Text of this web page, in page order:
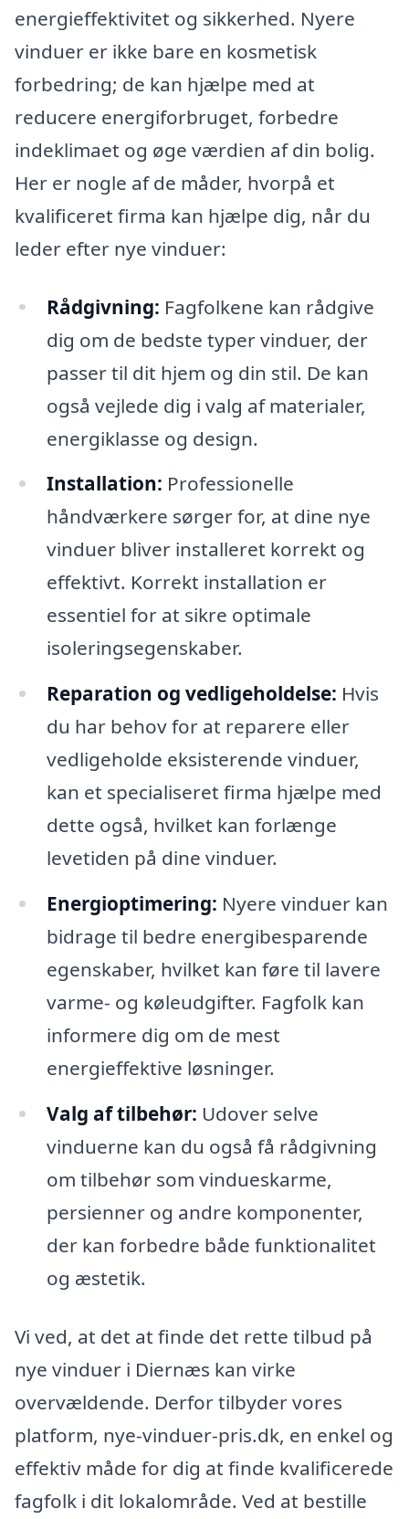
energieffektivitet og sikkerhed. Nyere
vinduer er ikke bare en kosmetisk
forbedring; de kan hjælpe med at
reducere energiforbruget, forbedre
indeklimaet og øge værdien af din bolig.
Her er nogle af de måder, hvorpå et
kvalificeret firma kan hjælpe dig, når du
leder efter nye vinduer:
Rådgivning: Fagfolkene kan rådgive
dig om de bedste typer vinduer, der
passer til dit hjem og din stil. De kan
også vejlede dig i valg af materialer,
energiklasse og design.
Installation: Professionelle
håndværkere sørger for, at dine nye
vinduer bliver installeret korrekt og
effektivt. Korrekt installation er
essentiel for at sikre optimale
isoleringsegenskaber.
Reparation og vedligeholdelse: Hvis
du har behov for at reparere eller
vedligeholde eksisterende vinduer,
kan et specialiseret firma hjælpe med
dette også, hvilket kan forlænge
levetiden på dine vinduer.
Energioptimering: Nyere vinduer kan
bidrage til bedre energibesparende
egenskaber, hvilket kan føre til lavere
varme- og køleudgifter. Fagfolk kan
informere dig om de mest
energieffektive løsninger.
Valg af tilbehør: Udover selve
vinduerne kan du også få rådgivning
om tilbehør som vindueskarme,
persienner og andre komponenter,
der kan forbedre både funktionalitet
og æstetik.
Vi ved, at det at finde det rette tilbud på
nye vinduer i Diernæs kan virke
overvældende. Derfor tilbyder vores
platform, nye-vinduer-pris.dk, en enkel og
effektiv måde for dig at finde kvalificerede
fagfolk i dit lokalområde. Ved at bestille